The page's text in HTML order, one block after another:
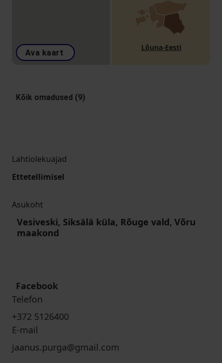
Ava kaart
Lõuna-Eesti
Kõik omadused (9)
Lahtiolekuajad
Ettetellimisel
Asukoht
Vesiveski, Siksälä küla, Rõuge vald, Võru
maakond
Facebook
Telefon
+372 5126400
E-mail
jaanus.purga@gmail.com